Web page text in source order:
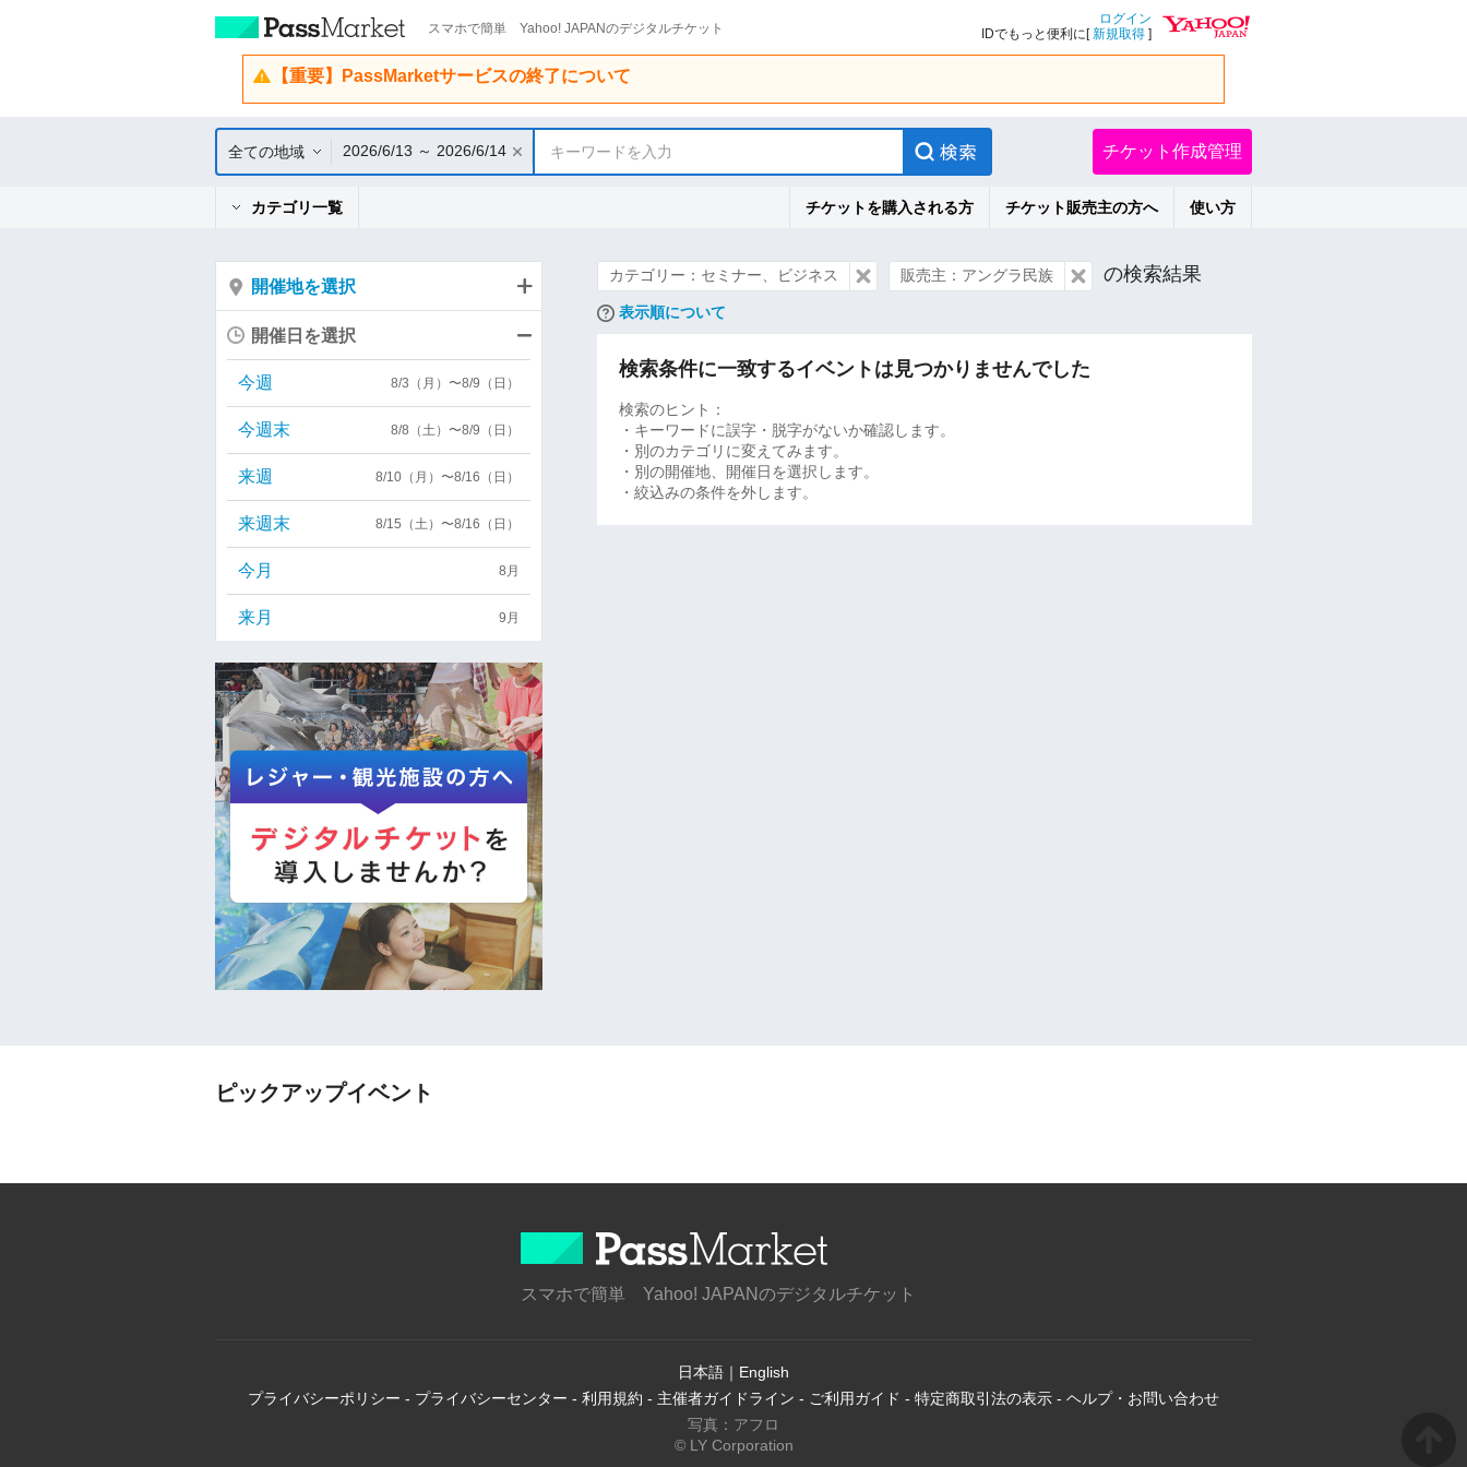
スマホで簡単 Yahoo! JAPANのデジタルチケット
ログイン
IDでもっと便利に[新規取得 ]
【重要】PassMarketサービスの終了について
全ての地域 2026/6/13 ～ 2026/6/14 キーワードを入力 チケット作成管理
カテゴリ一覧 チケットを購入される方 チケット販売主の方へ 使い方
カテゴリー：セミナー、ビジネス 販売主：アングラ民族 の検索結果
表示順について
検索条件に一致するイベントは見つかりませんでした
検索のヒント：
・キーワードに誤字・脱字がないか確認します。
・別のカテゴリに変えてみます。
・別の開催地、開催日を選択します。
・絞込みの条件を外します。
開催地を選択
開催日を選択
今週 8/3（月）〜8/9（日）
今週末 8/8（土）〜8/9（日）
来週 8/10（月）〜8/16（日）
来週末 8/15（土）〜8/16（日）
今月 8月
来月 9月
ピックアップイベント
スマホで簡単 Yahoo! JAPANのデジタルチケット
日本語 ｜ English
プライバシーポリシー - プライバシーセンター - 利用規約 - 主催者ガイドライン - ご利用ガイド - 特定商取引法の表示 - ヘルプ・お問い合わせ
写真：アフロ
© LY Corporation